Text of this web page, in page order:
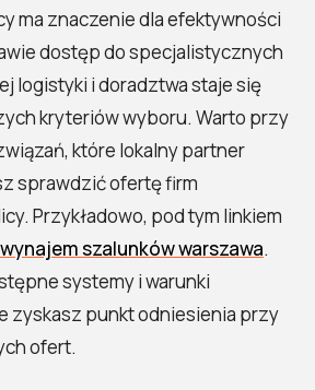
ma znaczenie dla efektywności
dostęp do specjalistycznych
logistyki i doradztwa staje się
kryteriów wyboru. Warto przy
które lokalny partner
sprawdzić ofertę firm
Przykładowo, pod tym linkiem
wynajem szalunków warszawa.
systemy i warunki
zyskasz punkt odniesienia przy
ofert.